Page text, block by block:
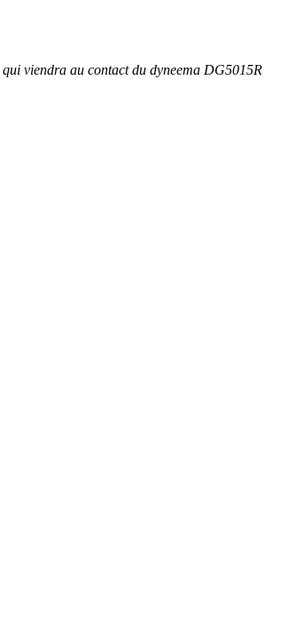
viendra au contact du dyneema DG5015R